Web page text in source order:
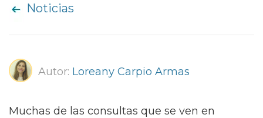
Noticias
Autor: Loreany Carpio Armas
Muchas de las consultas que se ven en